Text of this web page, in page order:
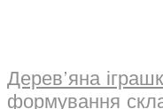
Дерев’яна
формування